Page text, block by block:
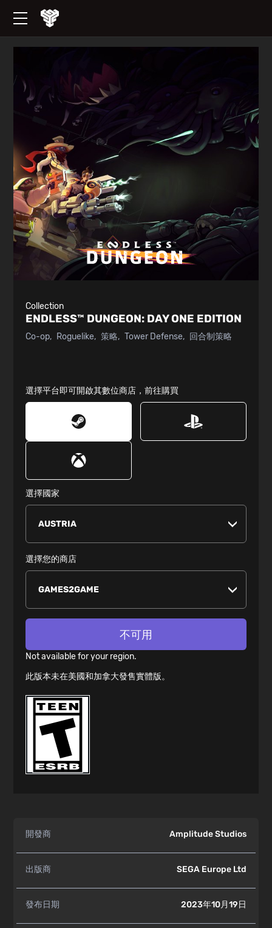
Collection
ENDLESS™ DUNGEON: DAY ONE EDITION
Co-op Roguelike 策略 Tower Defense 回合制策略
選擇平台即可開啟其數位商店，前往購買
選擇國家
選擇您的商店
不可用
Not available for your region.
此版本未在美國和加拿大發售實體版。
開發商 Amplitude Studios
出版商 SEGA Europe Ltd
發布日期 2023年10月19日